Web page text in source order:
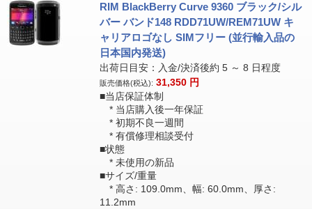
RIM BlackBerry Curve 9360 ブラック/シル
バー バンド148 RDD71UW/REM71UW キ
ャリアロゴなし SIMフリー (並行輸入品の
日本国内発送)
出荷日目安：入金/決済後約 5 ～ 8 日程度
販売価格(税込): 31,350 円
■当店保証体制
* 当店購入後一年保証
* 初期不良一週間
* 有償修理相談受付
■状態
* 未使用の新品
■サイズ/重量
* 高さ: 109.0mm、幅: 60.0mm、厚さ:
11.2mm